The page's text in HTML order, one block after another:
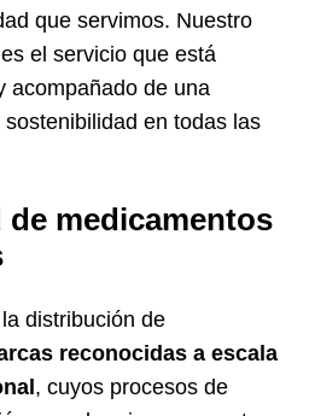
que servimos. Nuestro
el servicio que está
acompañado de una
en todas las
medicamentos
distribución de
reconocidas a escala
, cuyos procesos de